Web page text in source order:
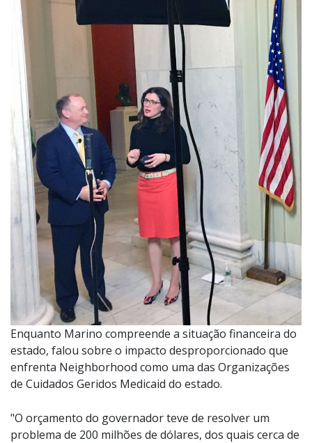
Enquanto Marino compreende a situação financeira do
estado, falou sobre o impacto desproporcionado que
enfrenta Neighborhood como uma das Organizações
de Cuidados Geridos Medicaid do estado.
"O orçamento do governador teve de resolver um
problema de 200 milhões de dólares, dos quais cerca de